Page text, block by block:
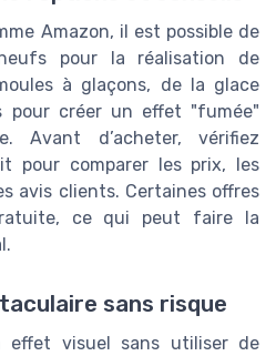
Amazon, il est possible de
pour la réalisation de
à glaçons, de la glace
pour créer un effet "fumée"
Avant d’acheter, vérifiez
pour comparer les prix, les
avis clients. Certaines offres
ce qui peut faire la
sans risque
effet visuel sans utiliser de